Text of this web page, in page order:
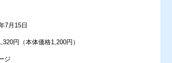
7月15日
円（本体価格1,200円）
ジ